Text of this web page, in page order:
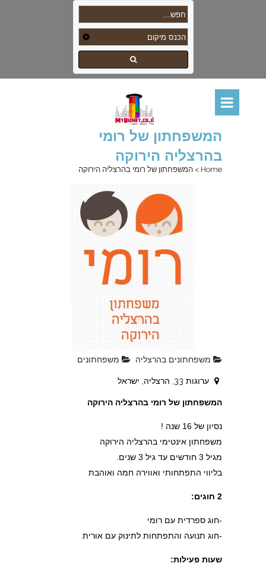
המשפחתון של רומי
בהרצליה הירוקה
Home
> המשפחתון של רומי בהרצליה הירוקה
משפחתונים בהרצליה משפחתונים
ערוגות 33, הרצליה, ישראל
המשפחתון של רומי בהרצליה הירוקה
נסיון של 16 שנה !
משפחתון אינטימי בהרצליה הירוקה
מגיל 3 חודשים עד גיל 3 שנים.
בליווי התפתחותי ואווירה חמה ואוהבת
2 חוגים:
-חוג ספרדית עם רומי
-חוג תנועה והתפתחות לתינוק עם אורית
שעות פעילות: